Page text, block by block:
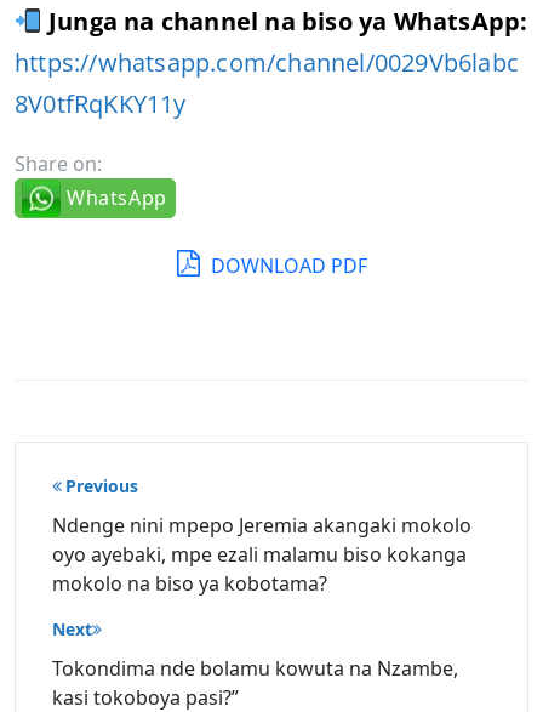
Junga na channel na biso ya WhatsApp:
https://whatsapp.com/channel/0029Vb6labc
8V0tfRqKKY11y
Share on:
WhatsApp
DOWNLOAD PDF
Post
navigation
Previous
Ndenge nini mpepo Jeremia akangaki mokolo
oyo ayebaki, mpe ezali malamu biso kokanga
mokolo na biso ya kobotama?
Next
Tokondima nde bolamu kowuta na Nzambe,
kasi tokoboya pasi?”